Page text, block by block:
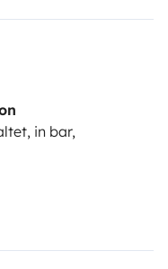
in bar,